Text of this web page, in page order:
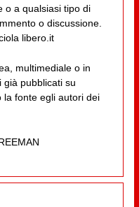
o a qualsiasi tipo di
o discussione.
libero.it
multimediale o in
già pubblicati su
la fonte egli autori dei